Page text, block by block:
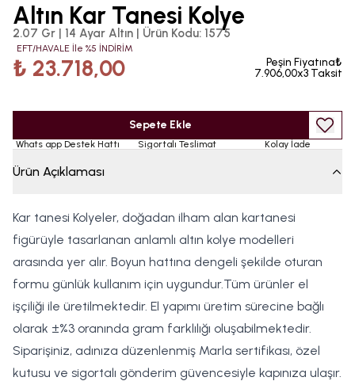
Altın Kar Tanesi Kolye
2.07 Gr | 14 Ayar Altın | Ürün Kodu: 1575
EFT/HAVALE İle %5 İNDİRİM
₺ 23.718,00
Peşin Fiyatına₺
7.906,00x3 Taksit
Sepete Ekle
Whats app Destek Hattı Sigortalı Teslimat Kolay İade
Ürün Açıklaması
Kar tanesi Kolyeler, doğadan ilham alan kartanesi
figürüyle tasarlanan anlamlı altın kolye modelleri
arasında yer alır. Boyun hattına dengeli şekilde oturan
formu günlük kullanım için uygundur.Tüm ürünler el
işçiliği ile üretilmektedir. El yapımı üretim sürecine bağlı
olarak ±%3 oranında gram farklılığı oluşabilmektedir.
Siparişiniz, adınıza düzenlenmiş Marla sertifikası, özel
kutusu ve sigortalı gönderim güvencesiyle kapınıza ulaşır.